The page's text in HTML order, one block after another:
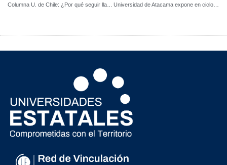
Universidad de Atacama expone en ciclo de buenas prácticas en VCM